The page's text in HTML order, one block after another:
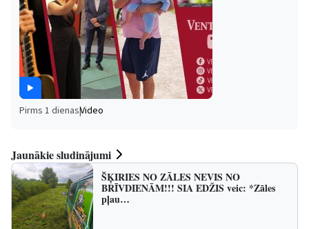
Pirms 1 dienas|Video
Jaunākie sludinājumi
ŠĶIRIES NO ZĀLES NEVIS NO
BRĪVDIENĀM!!! SIA EDŽIS veic: *Zāles
pļau…